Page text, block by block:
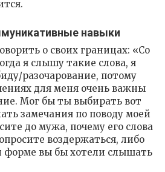
навыки
о своих границах: «Со
я слышу такие слова, я
разочарование, потому
для меня очень важны
Мог бы ты выбирать вот
замечания по поводу моей
до мужа, почему его слова
воздержаться, либо
форме вы бы хотели слышать